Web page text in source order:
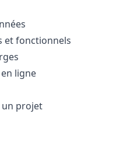
et fonctionnels
ligne
un projet